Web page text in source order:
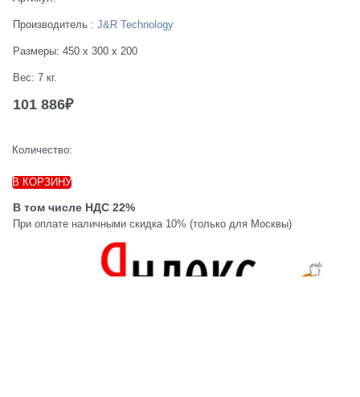
Производитель : J&R Technology
Размеры: 450 x 300 x 200
Вес: 7 кг.
101 886₽
Количество:
В КОРЗИНУ
В том числе НДС 22%
При оплате наличными скидка 10% (только для Москвы)